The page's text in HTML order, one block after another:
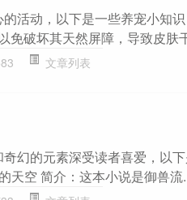
活动，以下是一些养宠小知
免破坏其天然屏障，导致皮肤
文章列表
幻的元素深受读者喜爱，以
天空 简介：这本小说是御兽流